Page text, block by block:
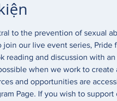
to the prevention of sexual
join our live event series,
reading and discussion with
when we work to
and opportunities are
Page. If you wish to